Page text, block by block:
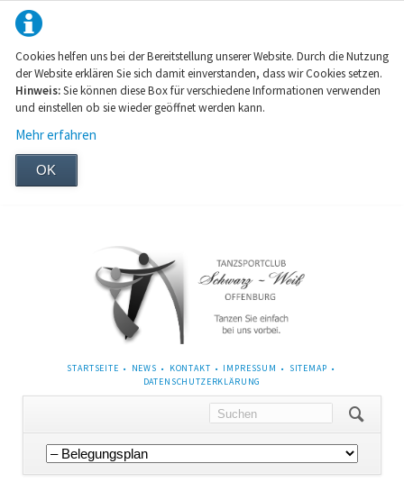
Cookies helfen uns bei der Bereitstellung unserer Website. Durch die Nutzung
der Website erklären Sie sich damit einverstanden, dass wir Cookies setzen.
Hinweis:Sie können diese Box für verschiedene Informationen verwenden
und einstellen ob sie wieder geöffnet werden kann.
Mehr erfahren
OK
NAVIGATION
STARTSEITE NEWS KONTAKT IMPRESSUM
SITEMAP
DATENSCHUTZERKLÄRUNG
Navigation
überspringen